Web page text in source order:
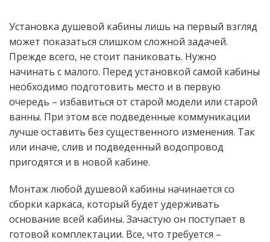
Установка душевой кабины лишь на первый взгляд
может показаться слишком сложной задачей.
Прежде всего, не стоит паниковать. Нужно
начинать с малого. Перед установкой самой кабины
необходимо подготовить место и в первую
очередь – избавиться от старой модели или старой
ванны. При этом все подведенные коммуникации
лучше оставить без существенного изменения. Так
или иначе, слив и подведенный водопровод
пригодятся и в новой кабине.
Монтаж любой душевой кабины начинается со
сборки каркаса, который будет удерживать
основание всей кабины. Зачастую он поступает в
готовой комплектации. Все, что требуется –